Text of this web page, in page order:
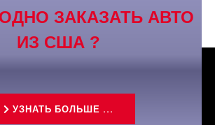
ЗАКАЗАТЬ АВТО
ИЗ США ?
УЗНАТЬ БОЛЬШЕ ...